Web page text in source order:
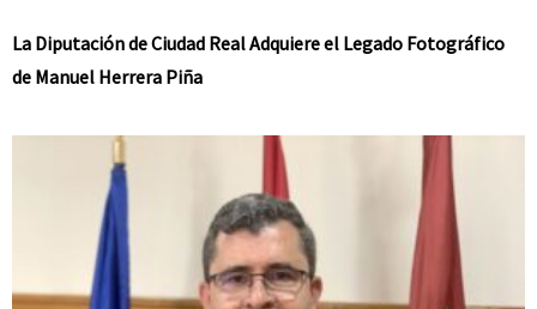
La Diputación de Ciudad Real Adquiere el Legado Fotográfico
de Manuel Herrera Piña